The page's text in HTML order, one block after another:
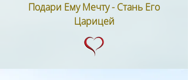
Подари Ему Мечту - Стань Его
Царицей​